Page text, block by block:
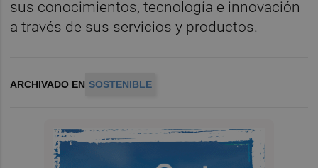
sus conocimientos, tecnología e innovación
a través de sus servicios y productos.
ARCHIVADO EN SOSTENIBLE